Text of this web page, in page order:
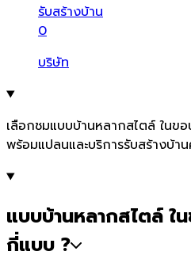
รับสร้างบ้าน
0
บริษัท
เลือกชมแบบบ้านหลากสไตล์ ในข
พร้อมแปลนและบริการรับสร้างบ้า
แบบบ้านหลากสไตล์ ใ
กี่แบบ ?